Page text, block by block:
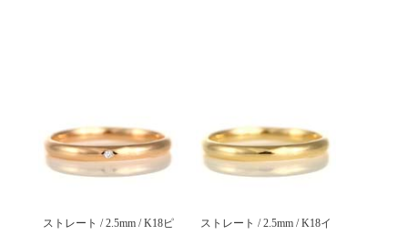
ストレート / 2.5mm / K18ピ
ストレート / 2.5mm / K18イ